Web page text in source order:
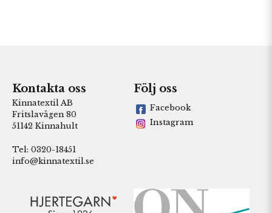
Kontakta oss
Kinnatextil AB
Fritslavägen 80
51142 Kinnahult
Tel: 0320-18451
info@kinnatextil.se
Följ oss
Facebook
Instagram